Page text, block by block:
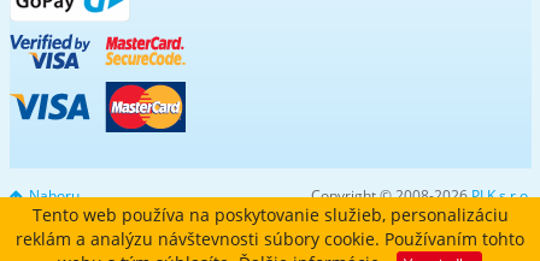
Nahoru Copyright © 2008-2026PLK s.r.o.
Tento web používa na poskytovanie služieb, personalizáciu
reklám a analýzu návštevnosti súbory cookie. Používaním tohto